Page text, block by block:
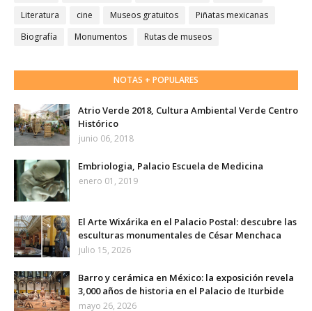
Literatura
cine Museos gratuitos
Piñatas mexicanas
Biografía
Monumentos Rutas de museos
NOTAS + POPULARES
Atrio Verde 2018, Cultura Ambiental Verde Centro
Histórico
junio 06, 2018
Embriologia, Palacio Escuela de Medicina
enero 01, 2019
El Arte Wixárika en el Palacio Postal: descubre las
esculturas monumentales de César Menchaca
julio 15, 2026
Barro y cerámica en México: la exposición revela
3,000 años de historia en el Palacio de Iturbide
mayo 26, 2026